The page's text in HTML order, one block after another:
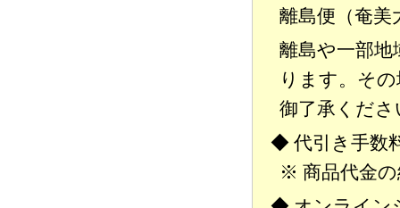
離島便（奄美
離島や一部
ります。そ
御了承くださ
◆ 代引き手数
※ 商品代金の